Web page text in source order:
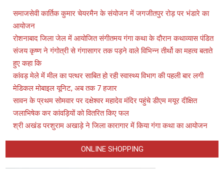
समाजसेवी कार्तिक कुमार चेयरमैन के संयोजन में जगजीतपुर रोड़ पर भंडारे का
आयोजन
रोशनाबाद जिला जेल में आयोजित संगीतमय गंगा कथा के दौरान कथाव्यास पंडित
संजय कृष्ण ने गंगोत्री से गंगासागर तक पड़ने वाले विभिन्न तीर्थो का महत्व बताते
हुए कहा कि
कांवड़ मेले में मील का पत्थर साबित हो रही स्वास्थ्य विभाग की पहली बार लगी
मेडिकल मोबाइल यूनिट, अब तक 7 हजार
सावन के प्रथम सोमवार पर दक्षेश्वर महादेव मंदिर पहुंचे डीएम मयूर दीक्षित
जलाभिषेक कर कांवड़ियों को वितरित किए फल
श्री अखंड परशुराम अखाड़े ने जिला कारागार में किया गंगा कथा का आयोजन
ONLINE SHOPPING